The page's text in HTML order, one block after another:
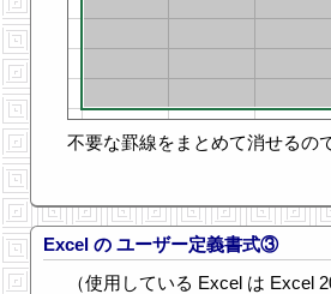
不要な罫線をまとめて消せるの
Excel の ユーザー定義書式③
（使用している Excel は Excel